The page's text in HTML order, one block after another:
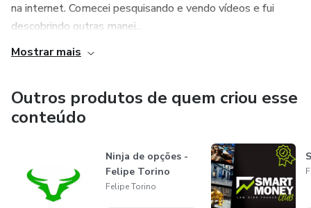
na internet. Comecei pesquisando e vendo vídeos e fui
descobrindo outras manei...
Mostrar mais
Outros produtos de quem criou esse
conteúdo
Ninja de opções -
Felipe Torino
Felipe Torino